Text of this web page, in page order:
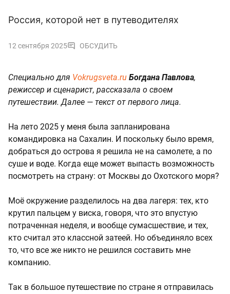
Россия, которой нет в путеводителях
12 сентября 2025 ОБСУДИТЬ
​​Специально для Vokrugsveta.ru Богдана Павлова,
режиссер и сценарист, рассказала о своем
путешествии. Далее — текст от первого лица.
На лето 2025 у меня была запланирована
командировка на Сахалин. И поскольку было время,
добраться до острова я решила не на самолете, а по
суше и воде. Когда еще может выпасть возможность
посмотреть на страну: от Москвы до Охотского моря?
Моё окружение разделилось на два лагеря: тех, кто
крутил пальцем у виска, говоря, что это впустую
потраченная неделя, и вообще сумасшествие, и тех,
кто считал это классной затеей. Но объединяло всех
то, что все же никто не решился составить мне
компанию.
Так в большое путешествие по стране я отправилась